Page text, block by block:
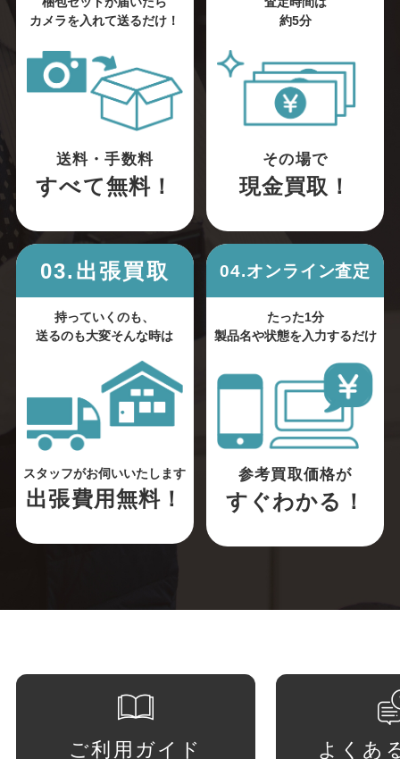
カメラを入れて送るだけ！
送料・手数料
すべて無料！
約5分
その場で
現金買取！
03.出張買取
持っていくのも、
送るのも大変そんな時は
スタッフがお伺いいたします
出張費用無料！
04.オンライン査定
たった1分
製品名や状態を入力するだけ
参考買取価格が
すぐわかる！
ご利用ガイド よくあ